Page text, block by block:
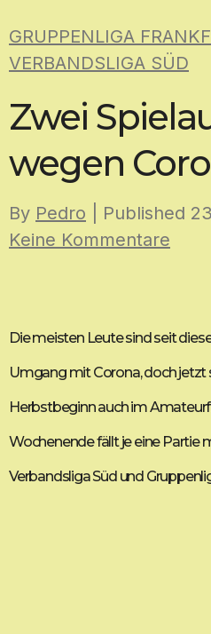
to
content
GRUPPENLIGA
VERBANDSLIGA SÜD
Zwei
wegen
By Pedro | Published
Keine Kommentare
Die meisten Leute sind seit
Umgang mit Corona, doch jetzt
Herbstbeginn auch im
Wochenende fällt je eine Partie
Verbandsliga Süd und